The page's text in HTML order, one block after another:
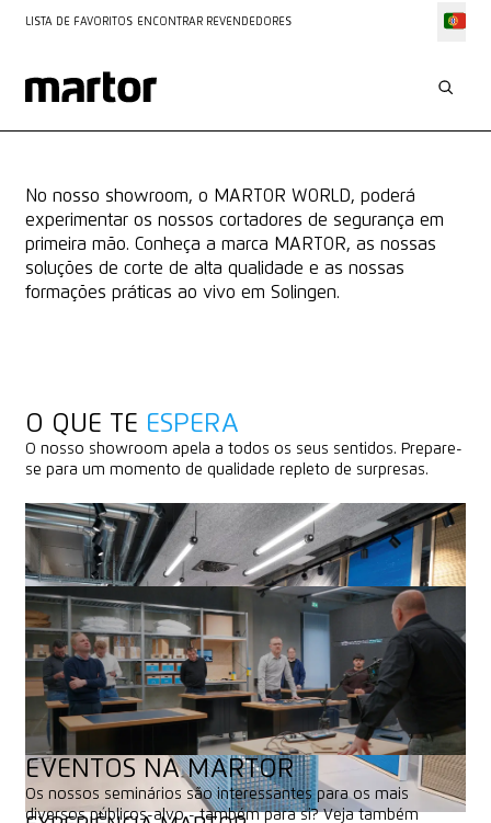
LISTA DE FAVORITOS ENCONTRAR REVENDEDORES
No nosso showroom, o MARTOR WORLD, poderá
experimentar os nossos cortadores de segurança em
primeira mão. Conheça a marca MARTOR, as nossas
soluções de corte de alta qualidade e as nossas
formações práticas ao vivo em Solingen.
O QUE TE ESPERA
O nosso showroom apela a todos os seus sentidos. Prepare-
se para um momento de qualidade repleto de surpresas.
EVENTOS NA MARTOR
Os nossos seminários são interessantes para os mais
diversos públicos-alvo - também para si? Veja também